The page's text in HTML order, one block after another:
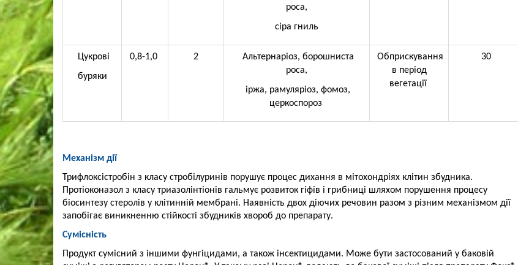
роса,
сіра гниль
Цукрові
буряки
0,8-1,0 2
Альтернаріоз, борошниста
роса,
іржа, рамуляріоз, фомоз,
церкоспороз
Обприскування
в період
вегетації
30
Механізм дії
Трифлоксістробін з класу стробілуринів порушує процес дихання в мітохондріях клітин збудника.
Протіоконазол з класу триазолінтіонів гальмує розвиток гіфів і грибниці шляхом порушення процесу
біосинтезу стеролів у клітинній мембрані. Наявність двох діючих речовин разом з різним механізмом дії
запобігає виникненню стійкості збудників хвороб до препарату.
Сумісність
Продукт сумісний з іншими фунгіцидами, а також інсектицидами. Може бути застосований у баковій